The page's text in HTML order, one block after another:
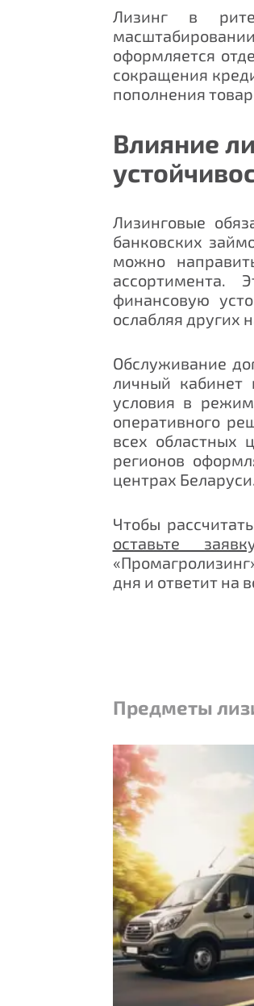
Лизинг в
оформляется
сокращения
пополнения
Влияние
Лизинговые
банковских
можно
финансовую
ослабляя других
Обслуживание
личный кабинет
условия в
оперативного
всех областных
регионов
центрах
Чтобы
оставьте
дня и ответит на
Предметы